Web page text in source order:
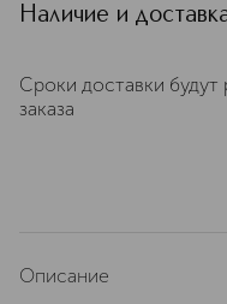
Наличие и
Сроки доставки
заказа
Описание